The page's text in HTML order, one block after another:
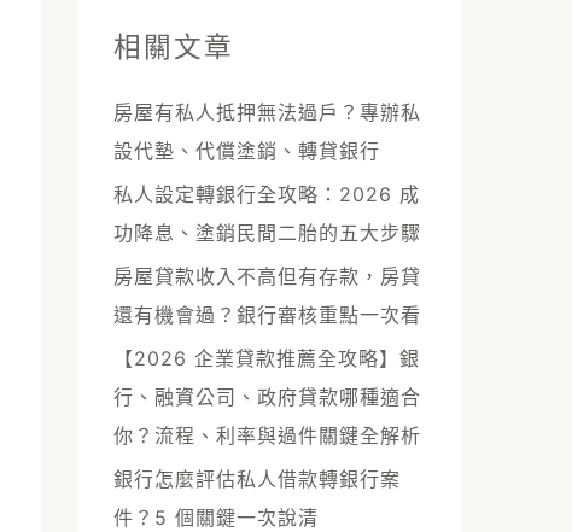
相關文章
房屋有私人抵押無法過戶？專辦私
設代墊、代償塗銷、轉貸銀行
私人設定轉銀行全攻略：2026 成
功降息、塗銷民間二胎的五大步驟
房屋貸款收入不高但有存款，房貸
還有機會過？銀行審核重點一次看
【2026 企業貸款推薦全攻略】銀
行、融資公司、政府貸款哪種適合
你？流程、利率與過件關鍵全解析
銀行怎麼評估私人借款轉銀行案
件？5 個關鍵一次說清